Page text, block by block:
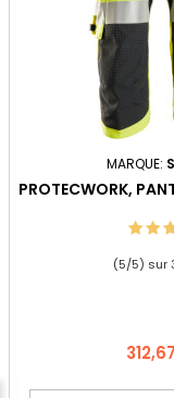
MARQUE:
PROTECWORK,
(5/5) sur
Prix